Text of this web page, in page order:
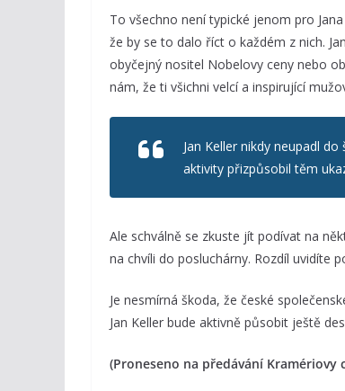
To všechno není typické jenom pro
že by se to dalo říct o každém z nich.
obyčejný nositel Nobelovy ceny nebo
nám, že ti všichni velcí a inspirující
Jan Keller nikdy neupadl
aktivity přizpůsobil těm
Ale schválně se zkuste jít podívat na
na chvíli do posluchárny. Rozdíl uvidíte
Je nesmírná škoda, že české
Jan Keller bude aktivně působit ještě
(Proneseno na předávání Kramériovy